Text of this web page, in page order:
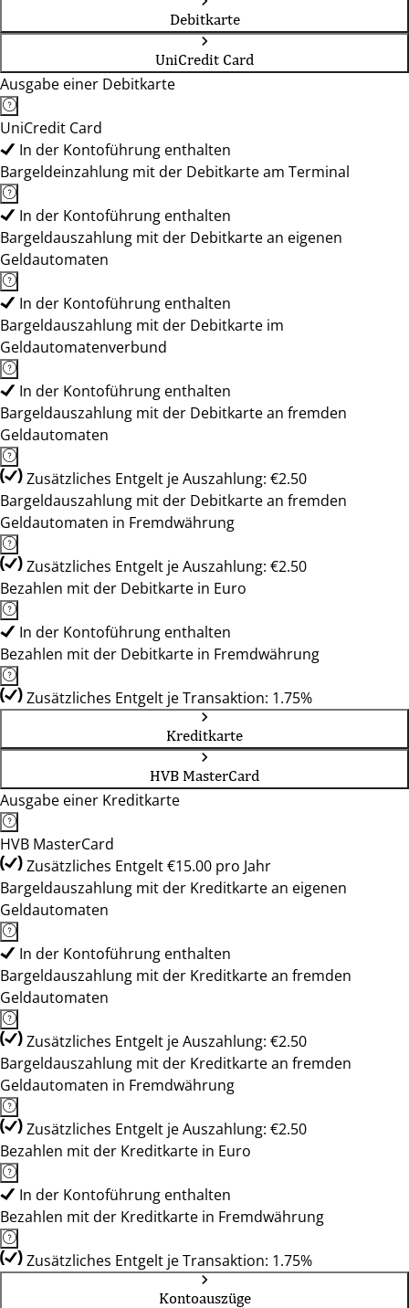
Debitkarte
UniCredit Card
Ausgabe einer Debitkarte
UniCredit Card
In der Kontoführung enthalten
Bargeldeinzahlung mit der Debitkarte am Terminal
In der Kontoführung enthalten
Bargeldauszahlung mit der Debitkarte an eigenen
Geldautomaten
In der Kontoführung enthalten
Bargeldauszahlung mit der Debitkarte im
Geldautomatenverbund
In der Kontoführung enthalten
Bargeldauszahlung mit der Debitkarte an fremden
Geldautomaten
Zusätzliches Entgelt je Auszahlung: €2.50
Bargeldauszahlung mit der Debitkarte an fremden
Geldautomaten in Fremdwährung
Zusätzliches Entgelt je Auszahlung: €2.50
Bezahlen mit der Debitkarte in Euro
In der Kontoführung enthalten
Bezahlen mit der Debitkarte in Fremdwährung
Zusätzliches Entgelt je Transaktion: 1.75%
Kreditkarte
HVB MasterCard
Ausgabe einer Kreditkarte
HVB MasterCard
Zusätzliches Entgelt €15.00 pro Jahr
Bargeldauszahlung mit der Kreditkarte an eigenen
Geldautomaten
In der Kontoführung enthalten
Bargeldauszahlung mit der Kreditkarte an fremden
Geldautomaten
Zusätzliches Entgelt je Auszahlung: €2.50
Bargeldauszahlung mit der Kreditkarte an fremden
Geldautomaten in Fremdwährung
Zusätzliches Entgelt je Auszahlung: €2.50
Bezahlen mit der Kreditkarte in Euro
In der Kontoführung enthalten
Bezahlen mit der Kreditkarte in Fremdwährung
Zusätzliches Entgelt je Transaktion: 1.75%
Kontoauszüge